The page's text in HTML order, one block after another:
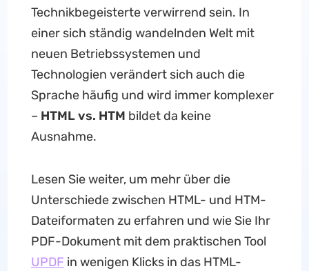
Technikbegeisterte verwirrend sein. In
einer sich ständig wandelnden Welt mit
neuen Betriebssystemen und
Technologien verändert sich auch die
Sprache häufig und wird immer komplexer
– HTML vs. HTM bildet da keine
Ausnahme.
Lesen Sie weiter, um mehr über die
Unterschiede zwischen HTML- und HTM-
Dateiformaten zu erfahren und wie Sie Ihr
PDF-Dokument mit dem praktischen Tool
UPDF in wenigen Klicks in das HTML-